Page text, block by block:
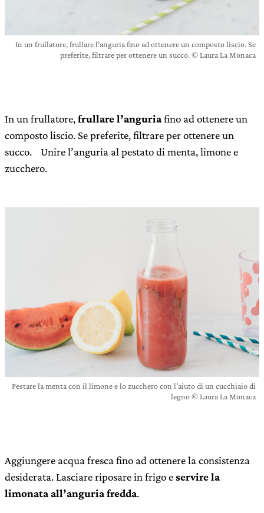
In un frullatore, frullare l’anguria fino ad ottenere un composto liscio. Se
preferite, filtrare per ottenere un succo. © Laura La Monaca
In un frullatore,frullare l’anguriafino ad ottenere un
composto liscio. Se preferite, filtrare per ottenere un
succo. Unire l’anguria al pestato di menta, limone e
zucchero.
Pestare la menta con il limone e lo zucchero con l’aiuto di un cucchiaio di
legno © Laura La Monaca
Aggiungere acqua fresca fino ad ottenere la consistenza
desiderata. Lasciare riposare in frigo eservire la
limonata all’anguria fredda.